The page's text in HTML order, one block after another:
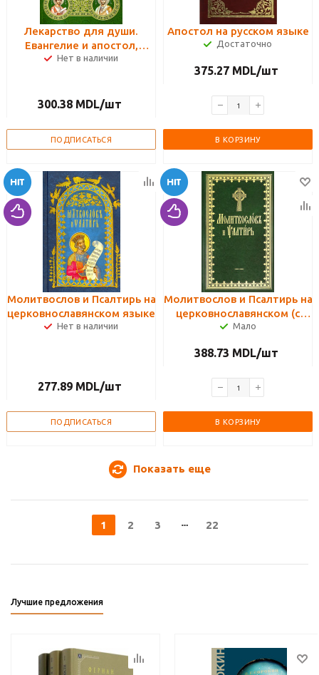
Лекарство для души.
Евангелие и апостол,
чтомые на всякий день и в
Нет в наличии
300.38 MDL/шт
ПОДПИСАТЬСЯ
Апостол на русском языке
Достаточно
375.27 MDL/шт
В КОРЗИНУ
Молитвослов и Псалтирь на
церковнославянском языке
Нет в наличии
277.89 MDL/шт
ПОДПИСАТЬСЯ
Молитвослов и Псалтирь на
церковнославянском (с
чином пения 12 псалмов)
Мало
388.73 MDL/шт
В КОРЗИНУ
Показать еще
1 2 3 22
Лучшие предложения